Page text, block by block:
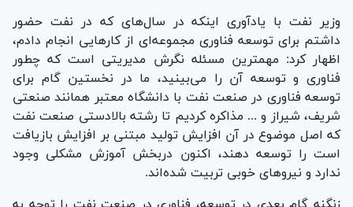
وزیر نفت با یادآوری اینکه در سال‌های که در نفت حضور
داشتم برای توسعه فناوری مجموعه‌ای از کارهایی انجام دادم،
اظهار کرد: مهمترین مسئله نگرش مدیریتی است که چطور
فناوری و توسعه آن را می‌بینید، ما در نخستین گام برای
توسعه فناوری در صنعت نفت با دانشگاه معتبر همانند صنعتی
شریف، شیراز و ... مذاکره کردیم تا رشته بالادستی صنعت نفت
که اصل موضوع در آن افزایش تولید مبتنی بر افزایش بازیافت
است را توسعه دهند، اکنون دربخش آموزش مشکلی وجود
ندارد و نیروهای خوبی تربیت شده‎‌اند.